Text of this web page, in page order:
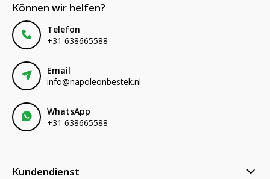
Können wir helfen?
Telefon
+31 638665588
Email
info@napoleonbestek.nl
WhatsApp
+31 638665588
Kundendienst